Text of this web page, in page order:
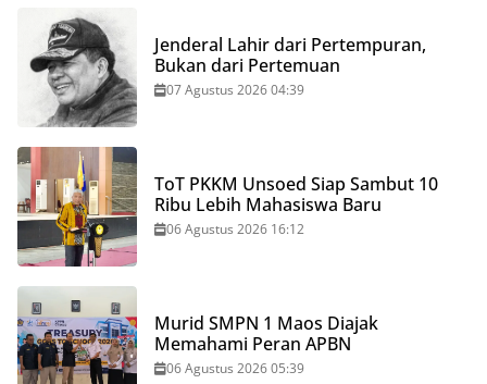
Jenderal Lahir dari Pertempuran,
Bukan dari Pertemuan
07 Agustus 2026 04:39
ToT PKKM Unsoed Siap Sambut 10
Ribu Lebih Mahasiswa Baru
06 Agustus 2026 16:12
Murid SMPN 1 Maos Diajak
Memahami Peran APBN
06 Agustus 2026 05:39